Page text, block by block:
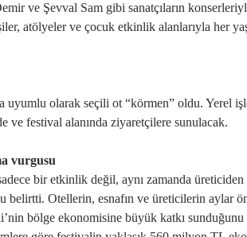
ve Şevval Sam gibi sanatçıların
atölyeler ve çocuk etkinlik alanlarıyla her
uyumlu olarak seçili ot “körmen” oldu. Yerel
ve festival alanında ziyaretçilere sunulacak.
vurgusu
bir etkinlik değil, aynı zamanda
belirtti. Otellerin, esnafın ve üreticilerin aylar
bölge ekonomisine büyük katkı sunduğunu